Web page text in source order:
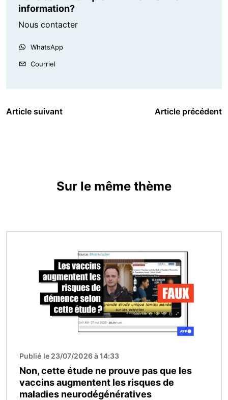
information?
Nous contacter
WhatsApp
Courriel
Article suivant Article précédent
Sur le même thème
Publié le 23/07/2026 à 14:33
Non, cette étude ne prouve pas que les
vaccins augmentent les risques de
maladies neurodégénératives